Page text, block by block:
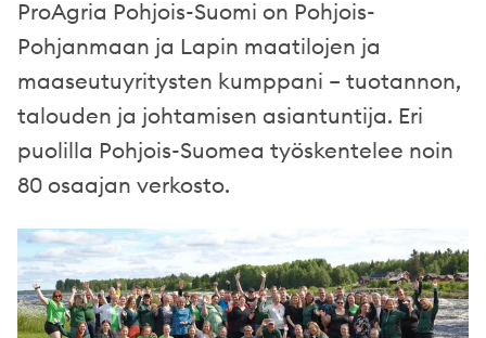
ProAgria Pohjois-Suomi on Pohjois-
Pohjanmaan ja Lapin maatilojen ja
maaseutuyritysten kumppani – tuotannon,
talouden ja johtamisen asiantuntija. Eri
puolilla Pohjois-Suomea työskentelee noin
80 osaajan verkosto.